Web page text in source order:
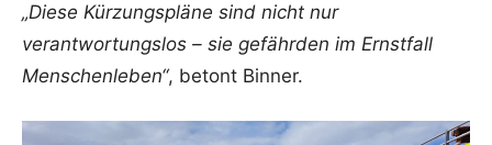
„Diese Kürzungspläne sind nicht nur
verantwortungslos – sie gefährden im Ernstfall
Menschenleben“, betont Binner.